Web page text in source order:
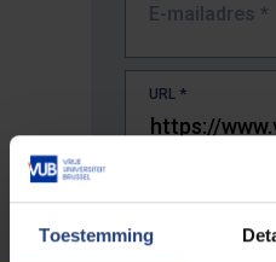
Toestemming
E-mailadres *
URL *
De volledige URL van